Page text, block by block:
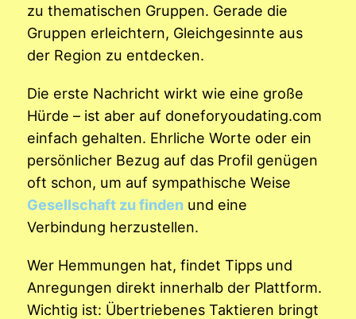
zu thematischen Gruppen. Gerade die
Gruppen erleichtern, Gleichgesinnte aus
der Region zu entdecken.
Die erste Nachricht wirkt wie eine große
Hürde – ist aber auf doneforyoudating.com
einfach gehalten. Ehrliche Worte oder ein
persönlicher Bezug auf das Profil genügen
oft schon, um auf sympathische Weise
Gesellschaft zu finden und eine
Verbindung herzustellen.
Wer Hemmungen hat, findet Tipps und
Anregungen direkt innerhalb der Plattform.
Wichtig ist: Übertriebenes Taktieren bringt